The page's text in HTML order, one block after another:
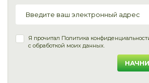
Я прочитал Политика
с обработкой моих данных.